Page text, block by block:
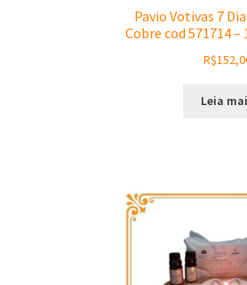
Pavio Votivas 7
Cobre cod 571714 –
R$
Leia